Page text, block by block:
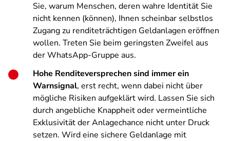
Sie, warum Menschen, deren wahre Identität Sie
nicht kennen (können), Ihnen scheinbar selbstlos
Zugang zu renditeträchtigen Geldanlagen eröffnen
wollen. Treten Sie beim geringsten Zweifel aus
der WhatsApp-Gruppe aus.
Hohe Renditeversprechen sind immer ein
Warnsignal, erst recht, wenn dabei nicht über
mögliche Risiken aufgeklärt wird. Lassen Sie sich
durch angebliche Knappheit oder vermeintliche
Exklusivität der Anlagechance nicht unter Druck
setzen. Wird eine sichere Geldanlage mit